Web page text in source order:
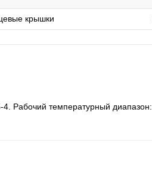
крышки
Рабочий температурный